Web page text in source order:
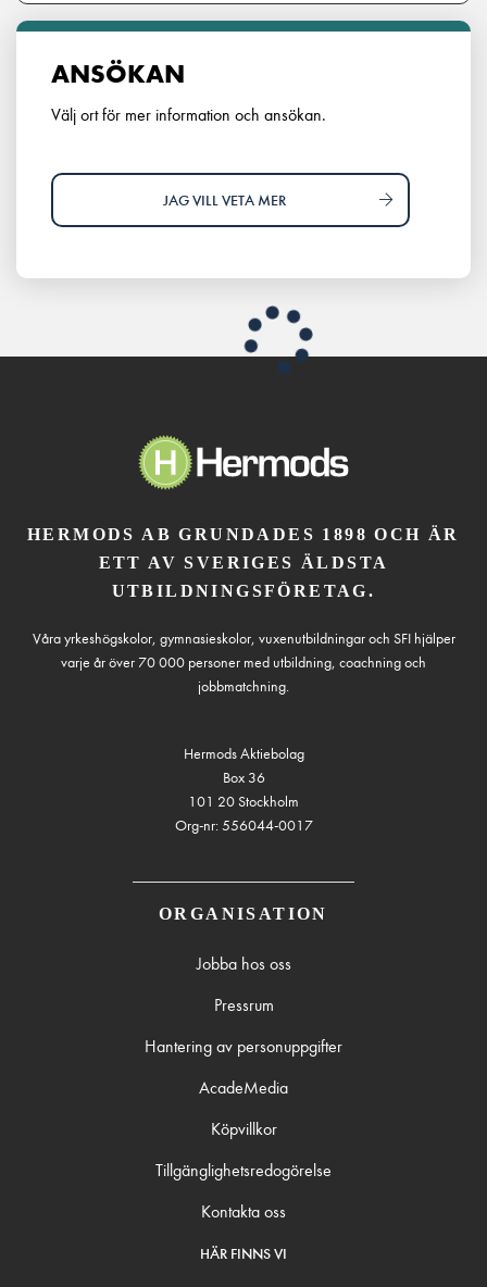
ANSÖKAN
Välj ort för mer information och ansökan.
JAG VILL VETA MER
HERMODS AB GRUNDADES 1898 OCH ÄR
ETT AV SVERIGES ÄLDSTA
UTBILDNINGSFÖRETAG.
Våra yrkeshögskolor, gymnasieskolor, vuxenutbildningar och SFI hjälper
varje år över 70 000 personer med utbildning, coachning och
jobbmatchning.
Hermods Aktiebolag
Box 36
101 20 Stockholm
Org-nr: 556044-0017
ORGANISATION
Jobba hos oss
Pressrum
Hantering av personuppgifter
AcadeMedia
Köpvillkor
Tillgänglighetsredogörelse
Kontakta oss
HÄR FINNS VI